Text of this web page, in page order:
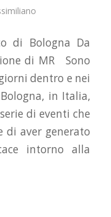
di Bologna Da
di MR Sono
dentro e nei
in Italia,
di eventi che
di aver generato
intorno alla